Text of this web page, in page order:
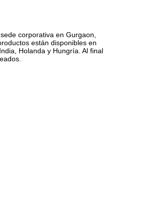
corporativa en Gurgaon,
están disponibles en
Holanda y Hungría. Al final